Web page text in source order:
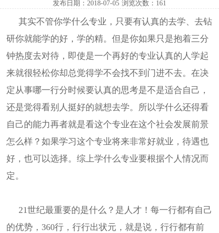
发布日期：2018-07-05 浏览次数： 161
其实不管你学什么专业，只要有认真的去学、去钻
研你就能学的好，学的精。但是你如果只是抱着三分
钟热度去对待，即使是一个再好的专业认真的人学起
来就很轻松你却总觉得学不会找不到门进不去。在决
定从事哪一行分时候要认真的思考是不是适合自己，
还是觉得看别人挺好的就想去学。所以学什么还得看
自己的能力再者就是看这个专业在这个社会发展前景
怎么样？如果学习这个专业将来非常好就业，待遇也
好，也可以选择。综上学什么专业要根据个人情况而
定。
21世纪最重要的是什么？是人才！每一行都有自己
的优势，360行，行行出状元，就是说，行行都有前